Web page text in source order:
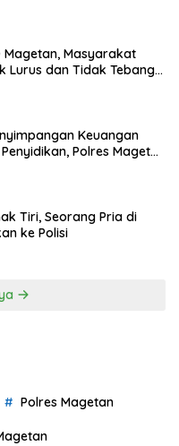
Magetan, Masyarakat
Lurus dan Tidak Tebang
Keuangan
Polres Magetan
Tiri, Seorang Pria di
ke Polisi
Polres Magetan